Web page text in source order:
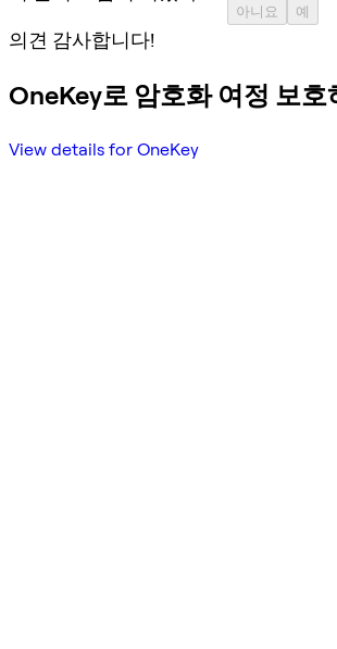
아니요 예
의견 감사합니다!
OneKey로 암호화 여정 보호
View details for OneKey